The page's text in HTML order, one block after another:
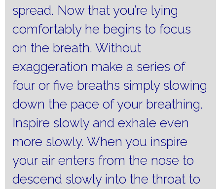
spread. Now that you’re lying
comfortably he begins to focus
on the breath. Without
exaggeration make a series of
four or five breaths simply slowing
down the pace of your breathing.
Inspire slowly and exhale even
more slowly. When you inspire
your air enters from the nose to
descend slowly into the throat to